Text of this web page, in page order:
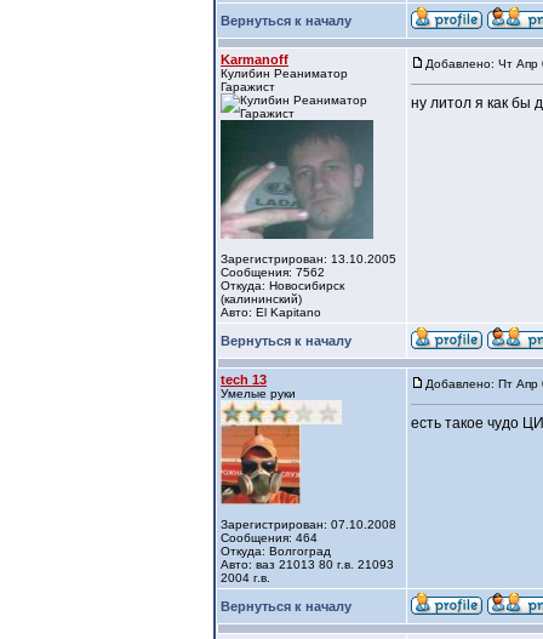
Вернуться к началу
Karmanoff
Кулибин Реаниматор
Гаражист
Зарегистрирован: 13.10.2005
Сообщения: 7562
Откуда: Новосибирск
(калининский)
Авто: El Kapitano
Добавлено: Чт Апр
ну литол я как бы
Вернуться к началу
tech 13
Умелые руки
Зарегистрирован: 07.10.2008
Сообщения: 464
Откуда: Волгоград
Авто: вaз 21013 80 г.в. 21093
2004 г.в.
Добавлено: Пт Апр
eсть тaкоe чудо
Вернуться к началу